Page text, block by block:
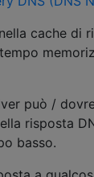
cache di
può /
risposta
basso.